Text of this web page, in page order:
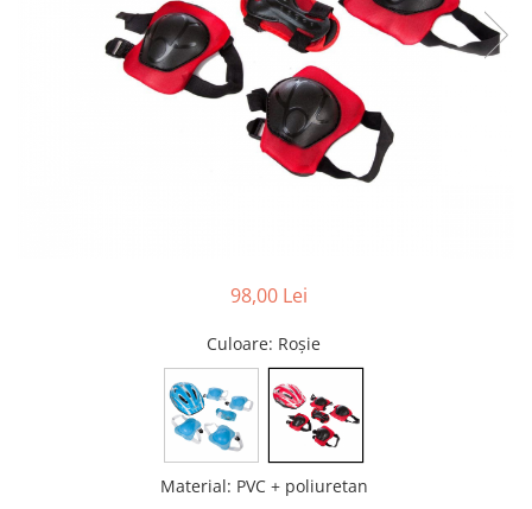
Pilote cu blăniță
98,00 Lei
Culoare: Roșie
Material: PVC + poliuretan